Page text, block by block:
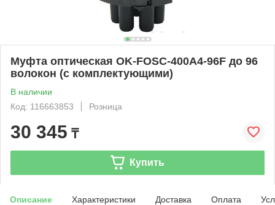
Муфта оптическая OK-FOSC-400A4-96F до 96
волокон (с комплектующими)
В наличии
Код: 116663853
Розница
30 345 ₸
Купить
Описание Характеристики Доставка Оплата